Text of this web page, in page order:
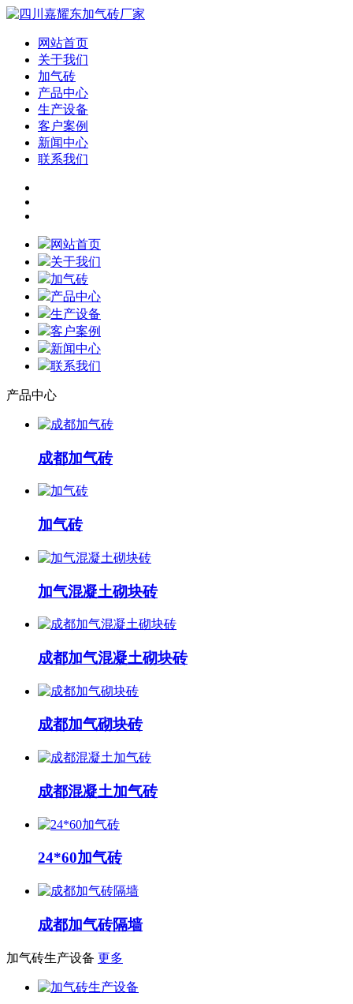
网站首页
关于我们
加气砖
产品中心
生产设备
客户案例
新闻中心
联系我们
网站首页
关于我们
加气砖
产品中心
生产设备
客户案例
新闻中心
联系我们
产品中心
成都加气砖
加气砖
加气混凝土砌块砖
成都加气混凝土砌块砖
成都加气砌块砖
成都混凝土加气砖
24*60加气砖
成都加气砖隔墙
加气砖生产设备 更多